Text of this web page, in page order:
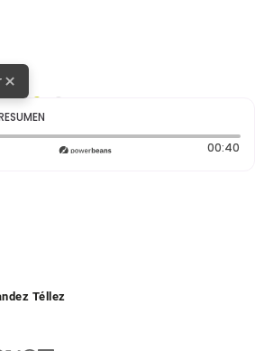
×
transcurrido: 0 segundos 00:40
Téllez